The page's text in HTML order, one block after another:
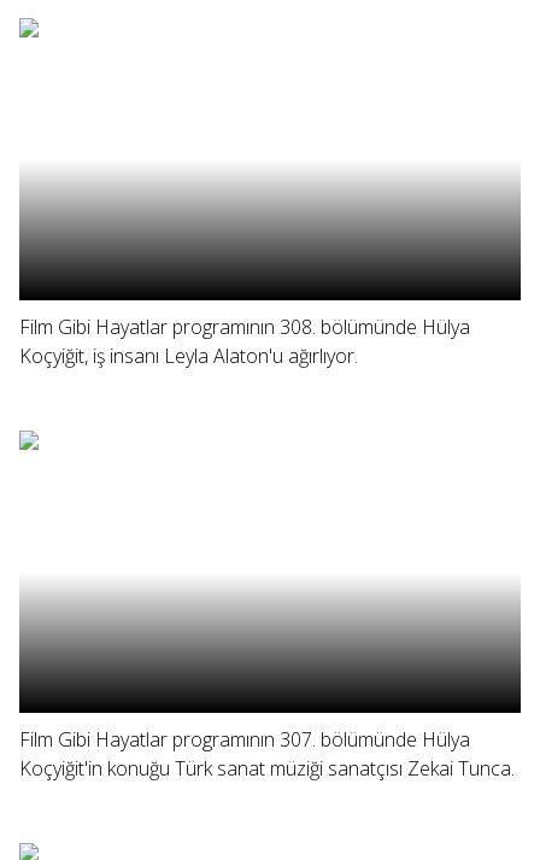
Film Gibi Hayatlar programının 308. bölümünde Hülya
Koçyiğit, iş insanı Leyla Alaton'u ağırlıyor.
Film Gibi Hayatlar programının 307. bölümünde Hülya
Koçyiğit'in konuğu Türk sanat müziği sanatçısı Zekai Tunca.